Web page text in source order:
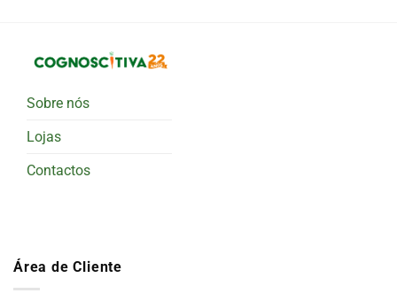
Sobre nós
Lojas
Contactos
Área de Cliente